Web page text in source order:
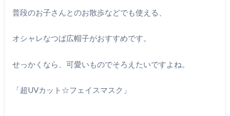
普段のお子さんとのお散歩などでも使える、
オシャレなつば広帽子がおすすめです。
せっかくなら、可愛いものでそろえたいですよね。
「超UVカット☆フェイスマスク」